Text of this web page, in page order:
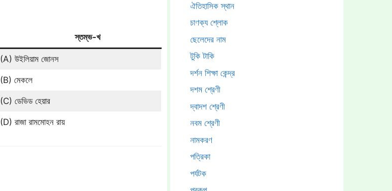
স্তম্ভ-খ
(A) উইলিয়াম জোনস
(B) মেকলে
(C) ডেভিড হেয়ার
(D) রাজা রামমোহন রায়
ঐতিহাসিক স্থান
চাণক্য শ্লোক
ছেলেদের নাম
টুকি টাকি
দর্শন শিক্ষা কেন্দ্র
দশম শ্রেণী
দ্বাদশ শ্রেণী
নবম শ্রেণী
নামকরণ
পত্রিকা
পর্যটক